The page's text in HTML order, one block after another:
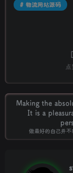
# 物流网站源码
点
Making the
It is a
做最好的自己并